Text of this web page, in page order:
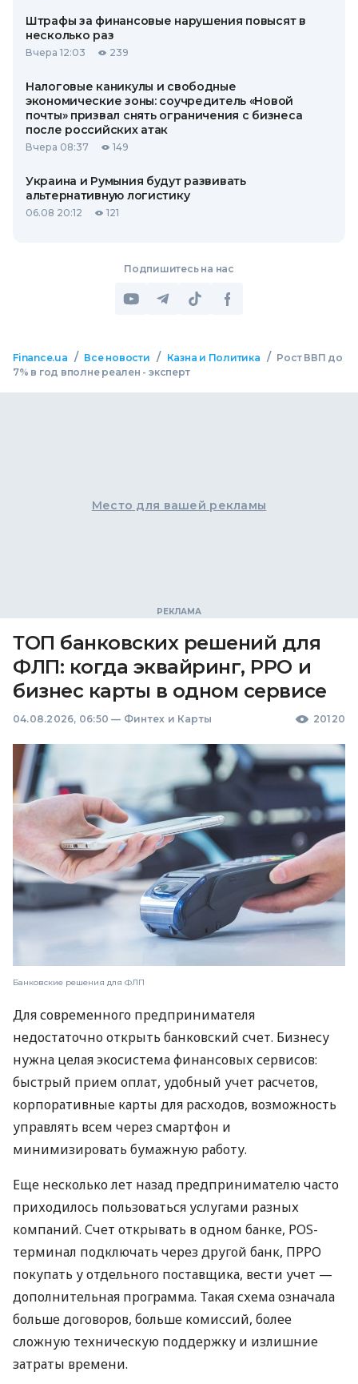
Штрафы за финансовые нарушения повысят в
несколько раз
Вчера 12:03 239
Налоговые каникулы и свободные
экономические зоны: соучредитель «Новой
почты» призвал снять ограничения с бизнеса
после российских атак
Вчера 08:37 149
Украина и Румыния будут развивать
альтернативную логистику
06.08 20:12 121
Подпишитесь на нас
Finance.ua / Все новости / Казна и Политика / Рост ВВП до
7% в год вполне реален - эксперт
Место для вашей рекламы
ТОП банковских решений для
ФЛП: когда эквайринг, РРО и
бизнес карты в одном сервисе
04.08.2026, 06:50 — Финтех и Карты 20120
Банковские решения для ФЛП
Для современного предпринимателя
недостаточно открыть банковский счет. Бизнесу
нужна целая экосистема финансовых сервисов:
быстрый прием оплат, удобный учет расчетов,
корпоративные карты для расходов, возможность
управлять всем через смартфон и
минимизировать бумажную работу.
Еще несколько лет назад предпринимателю часто
приходилось пользоваться услугами разных
компаний. Счет открывать в одном банке, POS-
терминал подключать через другой банк, ПРРО
покупать у отдельного поставщика, вести учет —
дополнительная программа. Такая схема означала
больше договоров, больше комиссий, более
сложную техническую поддержку и излишние
затраты времени.